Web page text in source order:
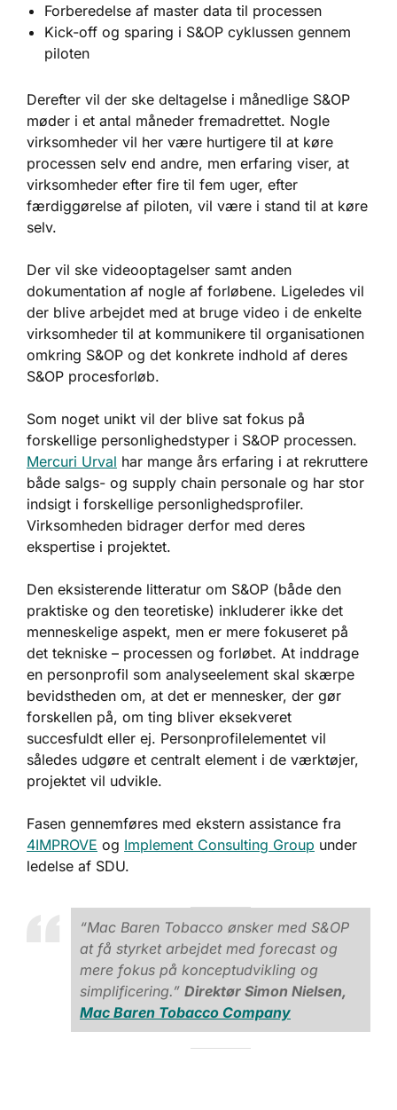
Forberedelse af master data til processen
Kick-off og sparing i S&OP cyklussen gennem
piloten
Derefter vil der ske deltagelse i månedlige S&OP
møder i et antal måneder fremadrettet. Nogle
virksomheder vil her være hurtigere til at køre
processen selv end andre, men erfaring viser, at
virksomheder efter fire til fem uger, efter
færdiggørelse af piloten, vil være i stand til at køre
selv.
Der vil ske videooptagelser samt anden
dokumentation af nogle af forløbene. Ligeledes vil
der blive arbejdet med at bruge video i de enkelte
virksomheder til at kommunikere til organisationen
omkring S&OP og det konkrete indhold af deres
S&OP procesforløb.
Som noget unikt vil der blive sat fokus på
forskellige personlighedstyper i S&OP processen.
Mercuri Urval har mange års erfaring i at rekruttere
både salgs- og supply chain personale og har stor
indsigt i forskellige personlighedsprofiler.
Virksomheden bidrager derfor med deres
ekspertise i projektet.
Den eksisterende litteratur om S&OP (både den
praktiske og den teoretiske) inkluderer ikke det
menneskelige aspekt, men er mere fokuseret på
det tekniske – processen og forløbet. At inddrage
en personprofil som analyseelement skal skærpe
bevidstheden om, at det er mennesker, der gør
forskellen på, om ting bliver eksekveret
succesfuldt eller ej. Personprofilelementet vil
således udgøre et centralt element i de værktøjer,
projektet vil udvikle.
Fasen gennemføres med ekstern assistance fra
4IMPROVE og Implement Consulting Group under
ledelse af SDU.
“Mac Baren Tobacco ønsker med S&OP
at få styrket arbejdet med forecast og
mere fokus på konceptudvikling og
simplificering.” Direktør Simon Nielsen,
Mac Baren Tobacco Company